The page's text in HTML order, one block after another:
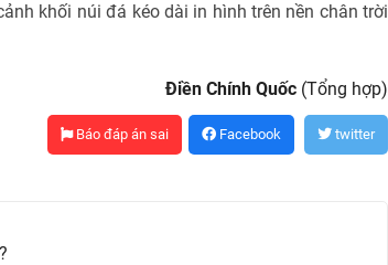
khối núi đá kéo dài in hình trên nền chân trời
Điền Chính Quốc (Tổng hợp)
Báo đáp án sai Facebook twitter